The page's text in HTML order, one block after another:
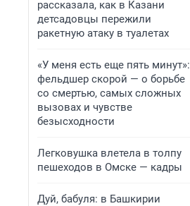
рассказала, как в Казани
детсадовцы пережили
ракетную атаку в туалетах
«У меня есть еще пять минут»:
фельдшер скорой — о борьбе
со смертью, самых сложных
вызовах и чувстве
безысходности
Легковушка влетела в толпу
пешеходов в Омске — кадры
Дуй, бабуля: в Башкирии